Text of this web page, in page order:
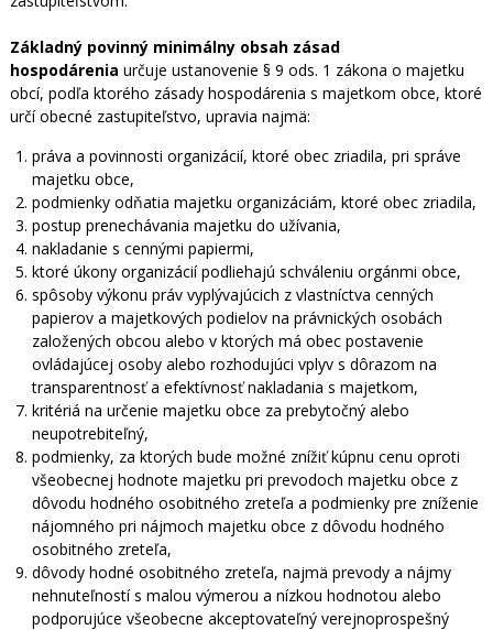
Základný povinný minimálny obsah zásad
hospodárenia určuje ustanovenie § 9 ods. 1 zákona o majetku
obcí, podľa ktorého zásady hospodárenia s majetkom obce, ktoré
určí obecné zastupiteľstvo, upravia najmä:
práva a povinnosti organizácií, ktoré obec zriadila, pri správe
majetku obce,
podmienky odňatia majetku organizáciám, ktoré obec zriadila,
postup prenechávania majetku do užívania,
nakladanie s cennými papiermi,
ktoré úkony organizácií podliehajú schváleniu orgánmi obce,
spôsoby výkonu práv vyplývajúcich z vlastníctva cenných
papierov a majetkových podielov na právnických osobách
založených obcou alebo v ktorých má obec postavenie
ovládajúcej osoby alebo rozhodujúci vplyv s dôrazom na
transparentnosť a efektívnosť nakladania s majetkom,
kritériá na určenie majetku obce za prebytočný alebo
neupotrebiteľný,
podmienky, za ktorých bude možné znížiť kúpnu cenu oproti
všeobecnej hodnote majetku pri prevodoch majetku obce z
dôvodu hodného osobitného zreteľa a podmienky pre zníženie
nájomného pri nájmoch majetku obce z dôvodu hodného
osobitného zreteľa,
dôvody hodné osobitného zreteľa, najmä prevody a nájmy
nehnuteľností s malou výmerou a nízkou hodnotou alebo
podporujúce všeobecne akceptovateľný verejnoprospešný